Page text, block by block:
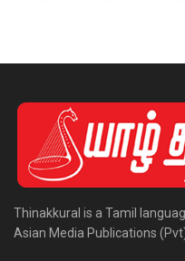
Thinakkural is a Tamil
Asian Media Publications